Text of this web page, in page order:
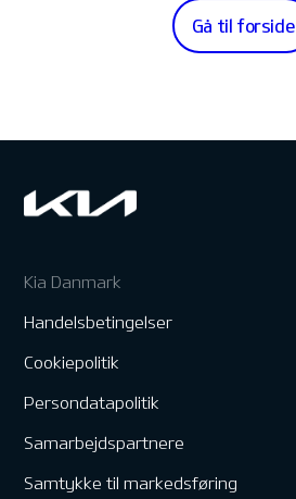
Gå til forside
Kia Danmark
Handelsbetingelser
Cookiepolitik
Persondatapolitik
Samarbejdspartnere
Samtykke til markedsføring